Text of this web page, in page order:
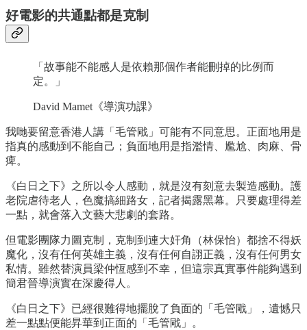
好電影的共通點都是克制
「故事能不能感人是依賴那個作者能刪掉的比例而
定。」
David Mamet《導演功課》
我哋要留意香港人講「毛管戙」可能有不同意思。正面地用是
指真的感動到不能自己；負面地用是指濫情、尷尬、肉麻、骨
痺。
《白日之下》之所以令人感動，就是沒有刻意去製造感動。護
老院虐待老人，色魔搞細路女，記者揭露黑幕。只要處理得差
一點，就會落入文藝大悲劇的套路。
但電影團隊力圖克制，克制到連大奸角（林保怡）都捨不得妖
魔化，沒有任何英雄主義，沒有任何自詡正義，沒有任何男女
私情。雖然替演員梁仲恆感到不幸，但這宗真實事件能夠遇到
簡君晉導演實在深慶得人。
《白日之下》已經很難得地擺脫了負面的「毛管戙」，遺憾只
差一點點便能昇華到正面的「毛管戙」。